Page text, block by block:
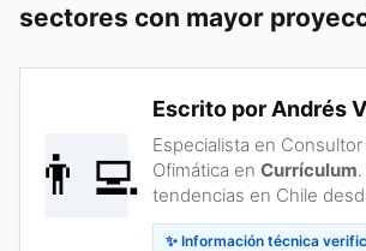
sectores con mayor
👨‍💻
Escrito por Andrés
Especialista en
Ofimática en Currículum
tendencias en Chile
✨ Información técnica